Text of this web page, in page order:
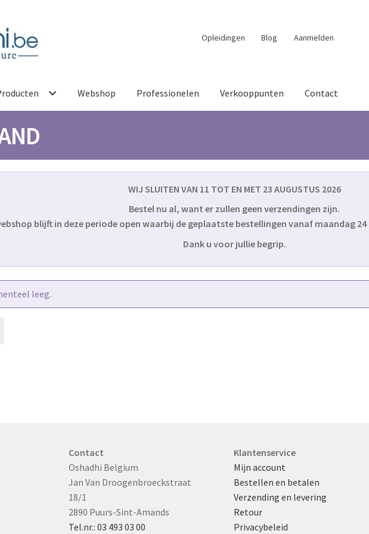
Opleidingen Blog Aanmelden
Webshop Professionelen Verkooppunten Contact
WIJ SLUITEN VAN 11 TOT EN MET 23 AUGUSTUS 2026
Bestel nu al, want er zullen geen verzendingen zijn.
blijft in deze periode open waarbij de geplaatste bestellingen vanaf maandag
Dank u voor jullie begrip.
leeg.
Contact
Oshadhi Belgium
Jan Van Droogenbroeckstraat
18/1
2890 Puurs-Sint-Amands
Tel.nr.: 03 493 03 00
Klantenservice
Mijn account
Bestellen en betalen
Verzending en levering
Retour
Privacybeleid